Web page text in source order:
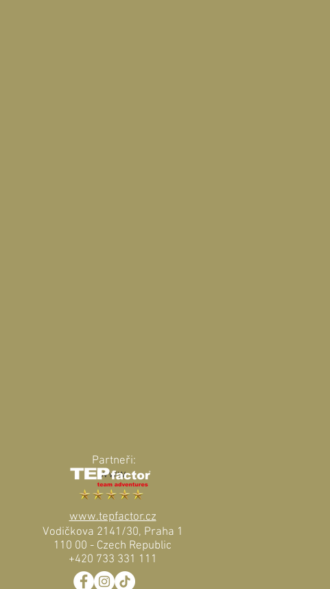
Partneři:
www
www.tepfactor.cz
Vodičkova 2141/30, Praha 1
110 00 - Czech Republic
+420 733 331 111